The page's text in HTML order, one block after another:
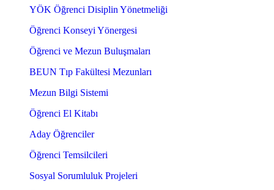
YÖK Öğrenci Disiplin Yönetmeliği
Öğrenci Konseyi Yönergesi
Öğrenci ve Mezun Buluşmaları
BEUN Tıp Fakültesi Mezunları
Mezun Bilgi Sistemi
Öğrenci El Kitabı
Aday Öğrenciler
Öğrenci Temsilcileri
Sosyal Sorumluluk Projeleri